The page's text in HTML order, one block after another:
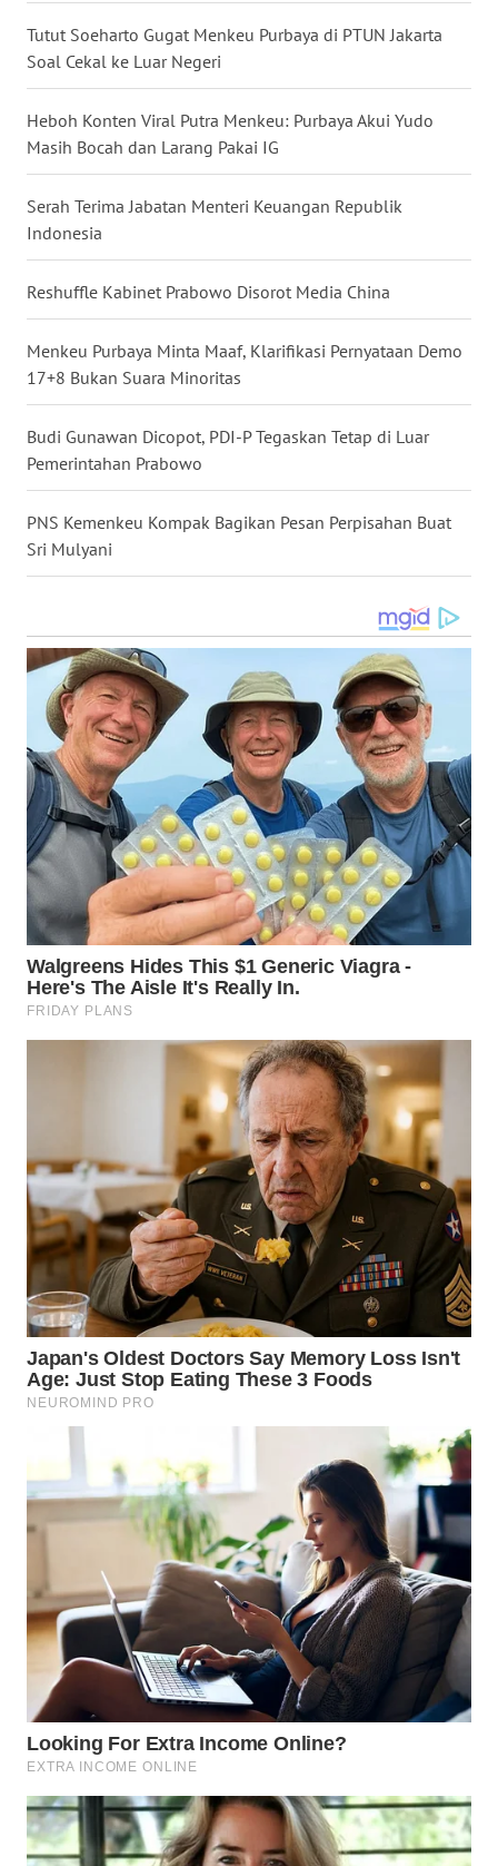
Tutut Soeharto Gugat Menkeu Purbaya di PTUN Jakarta
Soal Cekal ke Luar Negeri
Heboh Konten Viral Putra Menkeu: Purbaya Akui Yudo
Masih Bocah dan Larang Pakai IG
Serah Terima Jabatan Menteri Keuangan Republik
Indonesia
Reshuffle Kabinet Prabowo Disorot Media China
Menkeu Purbaya Minta Maaf, Klarifikasi Pernyataan Demo
17+8 Bukan Suara Minoritas
Budi Gunawan Dicopot, PDI-P Tegaskan Tetap di Luar
Pemerintahan Prabowo
PNS Kemenkeu Kompak Bagikan Pesan Perpisahan Buat
Sri Mulyani
LAMPUNG
WN
JATENG
WN
NUSANTARA
WN
JOGJA
WN
JATIM
BALI
KALBAR
WN
KALTARA
WN
KALSEL
WN
KALTIM
WN
SULSEL
WN
WN
MALUKU
WN
WN
DAIRI
WN
WN
LANGKAT
TAPANULI
SELATAN
TANJUNG
LESUNG